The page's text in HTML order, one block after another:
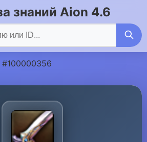
знаний Aion 4.6